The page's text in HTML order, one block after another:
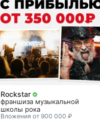
Rockstar
франшиза музыкальной
школы рока
Вложения от 900 000 ₽